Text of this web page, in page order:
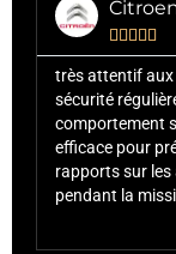
des
tout incident ou
Enfin,
comptes-rendus et
les incidents qui ont